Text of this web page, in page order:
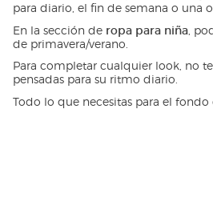
para diario, el fin de semana o una
En la sección de ropa para niña ,
de primavera/verano.
Para completar cualquier look, no
pensadas para su ritmo diario.
Todo lo que necesitas para el